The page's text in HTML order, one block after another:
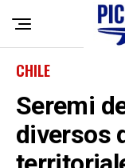
CHILE
Seremi
diversos